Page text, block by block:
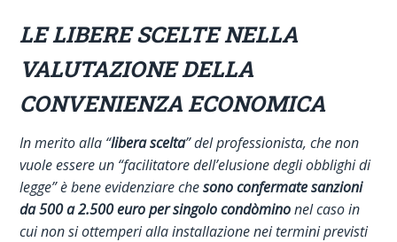
LE LIBERE SCELTE NELLA
VALUTAZIONE DELLA
CONVENIENZA ECONOMICA
In merito alla “libera scelta” del professionista, che non
vuole essere un “facilitatore dell’elusione degli obblighi di
legge” è bene evidenziare chesono confermate sanzioni
da 500 a 2.500 euro per singolo condòminonel caso in
cui non si ottemperi alla installazione nei termini previsti